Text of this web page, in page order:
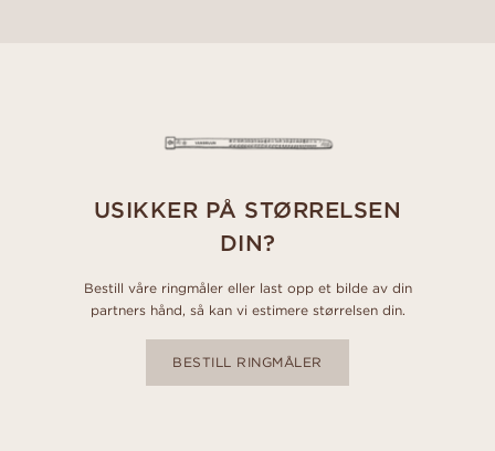
USIKKER PÅ STØRRELSEN
DIN?
Bestill våre ringmåler eller last opp et bilde av din
partners hånd, så kan vi estimere størrelsen din.
BESTILL RINGMÅLER